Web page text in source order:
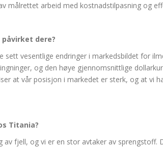
målrettet arbeid med kostnadstilpasning og
dere?
sett vesentlige endringer i markedsbildet for
og den høye gjennomsnittlige
at vår posisjon i markedet er sterk, og at vi
Titania?
av fjell, og vi er en stor avtaker av sprengstoff.